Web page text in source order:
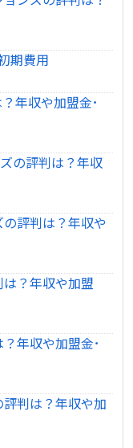
期費用
年収や加盟金･
の評判は？年収
評判は？年収や
？年収や加盟
年収や加盟金･
判は？年収や加